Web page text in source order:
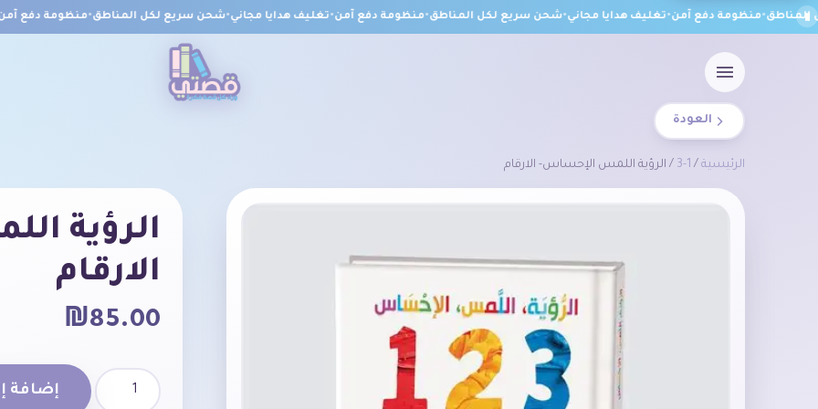
•منظومة دفع آمن•تغليف هدايا مجاني•شحن سريع لكل المناطق•منظومة دفع آمن•تغليف هدايا مجاني•شحن سريع لكل المناطق•منظومة دفع آمن•
العودة
الرئيسية /
1-3 / الرؤية اللمس الإحساس- الارقام
الرؤية
الارقام
₪85.00
إضافة